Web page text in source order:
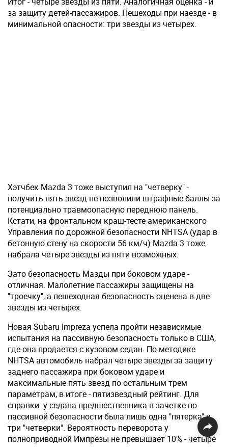
за защиту детей-пассажиров. Пешеходы при наезде - в
минимальной опасности: три звезды из четырех.
Хэтчбек Mazda 3 тоже выступил на "четверку" -
получить пять звезд не позволили штрафные баллы за
потенциально травмоопасную переднюю панель.
Кстати, на фронтальном краш-тесте американского
Управления по дорожной безопасности NHTSA (удар в
бетонную стену на скорости 56 км/ч) Mazda 3 тоже
набрала четыре звезды из пяти возможных.
Зато безопасность Мазды при боковом ударе -
отличная. Малолетние пассажиры защищены на
"троечку", а пешеходная безопасность оценена в две
звезды из четырех.
Новая Subaru Impreza успела пройти независимые
испытания на пассивную безопасность только в США,
где она продается с кузовом седан. По методике
NHTSA автомобиль набрал четыре звезды за защиту
заднего пассажира при боковом ударе и
максимальные пять звезд по остальным трем
параметрам, в итоге - пятизвездный рейтинг. Для
справки: у седана-предшественника в зачетке по
пассивной безопасности была лишь одна "пятерка" и
три "четверки". Вероятность переворота у
полноприводной Импрезы не превышает 10% - четыре